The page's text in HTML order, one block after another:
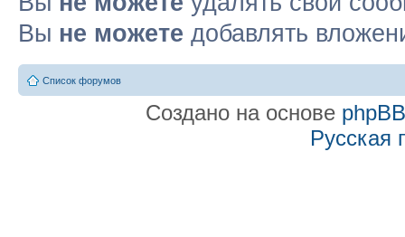
Вы не можете добавлять
Список форумов
Создано на основе phpBB
Русская